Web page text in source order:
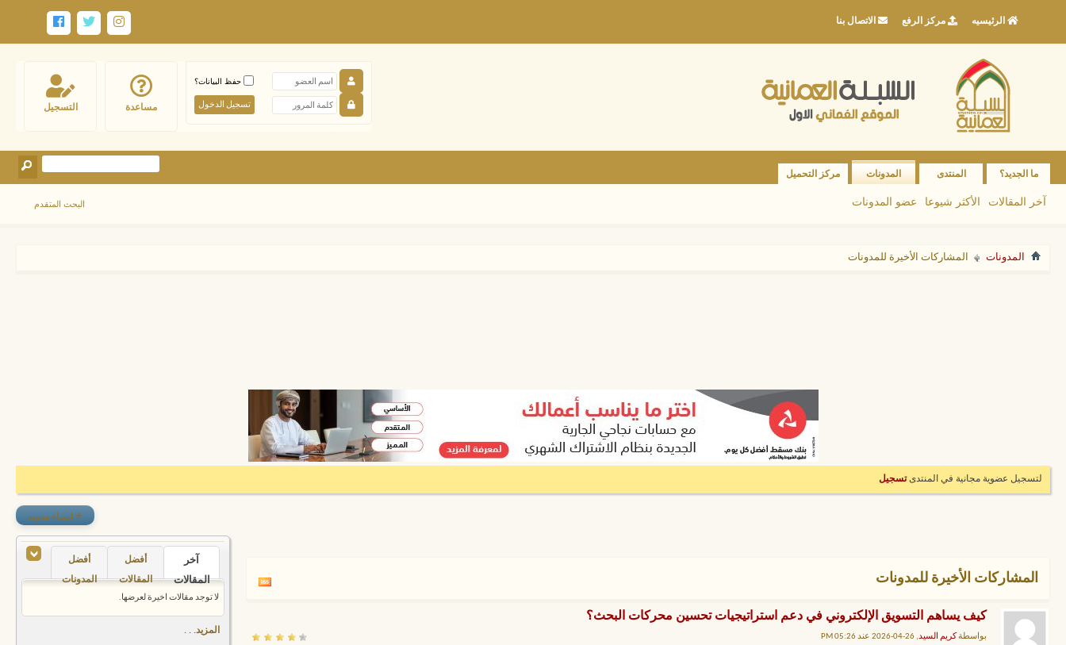
الرئيسيه مركز الرفع الاتصال بنا
التسجيل مساعدة
حفظ البيانات؟
ما الجديد؟ المنتدى المدونات
آخر المقالات الأكثر شيوعا عضو المدونات
مركز التحميل
البحث المتقدم
المدونات المشاركات الأخيرة للمدونات
لتسجيل عضوية مجانية في المنتدىتسجيل
المشاركات الأخيرة للمدونات
كيف يساهم التسويق الإلكتروني في دعم استراتيجيات تحسين محركات البحث؟
بواسطة كريم السيد, 26-04-2026 عند 05:26 PM
+ إنشاء مدونة
آخر
المقالات
أفضل
المقالات
أفضل
المدونات
لا توجد مقالات اخيرة لعرضها.
المزيد. . .